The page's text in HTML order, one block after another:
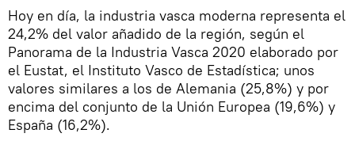
Hoy en día, la industria vasca moderna representa el
24,2% del valor añadido de la región, según el
Panorama de la Industria Vasca 2020 elaborado por
el Eustat, el Instituto Vasco de Estadística; unos
valores similares a los de Alemania (25,8%) y por
encima del conjunto de la Unión Europea (19,6%) y
España (16,2%).